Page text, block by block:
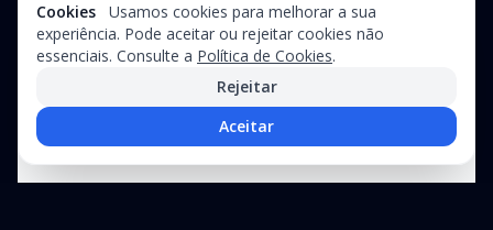
Cookies
Usamos cookies para melhorar a sua
experiência. Pode aceitar ou rejeitar cookies não
essenciais. Consulte a Política de Cookies.
Rejeitar
Aceitar